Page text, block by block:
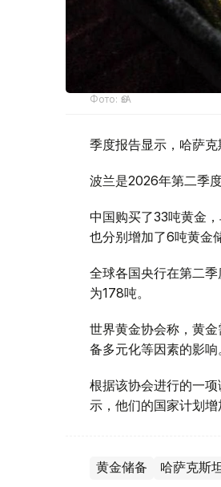
Фото: ӨзА
季度报告显示，哈萨克
波兰是2026年第二季
中国购买了33吨黄金
也分别增加了6吨黄金
全球各国央行在第二
为178吨。
世界黄金协会称，黄
备多元化等因素的影响
根据该协会进行的一
示，他们的国家计划增
黄金储备 哈萨克斯